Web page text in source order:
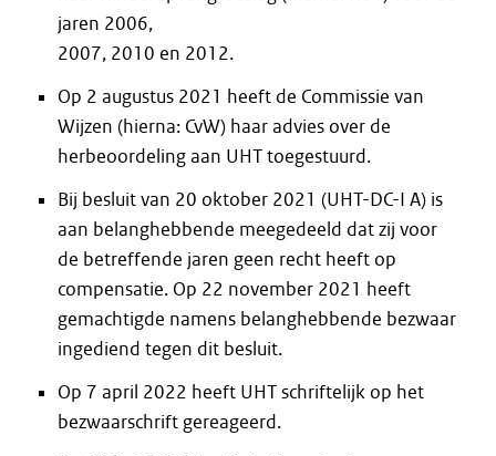
jaren 2006,
2007, 2010 en 2012.
Op 2 augustus 2021 heeft de Commissie van
Wijzen (hierna: CvW) haar advies over de
herbeoordeling aan UHT toegestuurd.
Bij besluit van 20 oktober 2021 (UHT-DC-I A) is
aan belanghebbende meegedeeld dat zij voor
de betreffende jaren geen recht heeft op
compensatie. Op 22 november 2021 heeft
gemachtigde namens belanghebbende bezwaar
ingediend tegen dit besluit.
Op 7 april 2022 heeft UHT schriftelijk op het
bezwaarschrift gereageerd.